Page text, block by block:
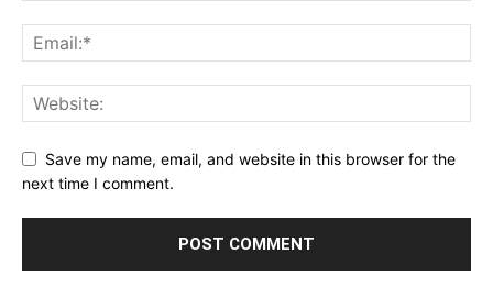
Save my name, email, and website in this browser for the
next time I comment.